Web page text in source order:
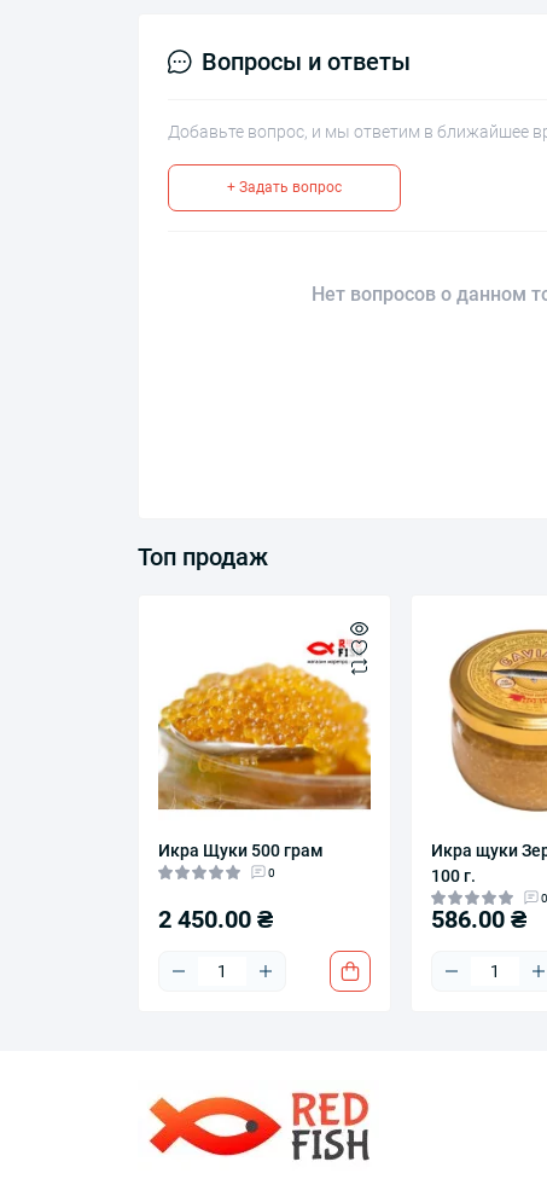
Вопросы и ответы
Добавьте вопрос, и мы ответим в ближайшее
+ Задать вопрос
Нет вопросов о данном
Топ продаж
Икра Щуки 500 грам
0
2 450.00 ₴
Икра щуки
100 г.
0
586.00 ₴